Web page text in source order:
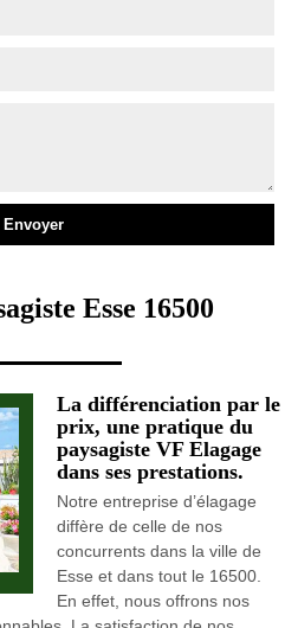
Esse 16500
La différenciation par le
prix, une pratique du
paysagiste VF Elagage
dans ses prestations.
Notre entreprise d’élagage
diffère de celle de nos
concurrents dans la ville de
Esse et dans tout le 16500.
En effet, nous offrons nos